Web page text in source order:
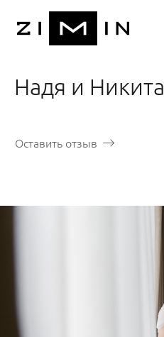
Надя и Никита
Оставить отзыв